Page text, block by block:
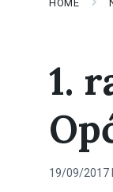
HOME
1.
19/09/2017